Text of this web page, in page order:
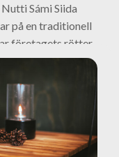
Sámi Siida
på en traditionell
företagets rötter